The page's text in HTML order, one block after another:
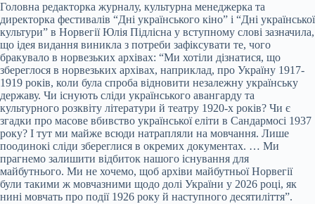
Головна редакторка журналу, культурна менеджерка та
директорка фестивалів “Дні українського кіно” і “Дні української
культури” в Норвегії Юлія Підлісна у вступному слові зазначила,
що ідея видання виникла з потреби зафіксувати те, чого
бракувало в норвезьких архівах: “Ми хотіли дізнатися, що
збереглося в норвезьких архівах, наприклад, про Україну 1917-
1919 років, коли була спроба відновити незалежну українську
державу. Чи існують сліди українського авангарду та
культурного розквіту літератури й театру 1920-х років? Чи є
згадки про масове вбивство української еліти в Сандармосі 1937
року? І тут ми майже всюди натрапляли на мовчання. Лише
поодинокі сліди збереглися в окремих документах. … Ми
прагнемо залишити відбиток нашого існування для
майбутнього. Ми не хочемо, щоб архіви майбутньої Норвегії
були такими ж мовчазними щодо долі України у 2026 році, як
нині мовчать про події 1926 року й наступного десятиліття”.